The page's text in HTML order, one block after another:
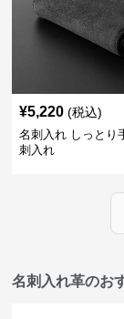
¥5,220 (税込)
名刺入れ しっとり
刺入れ
名刺入れ革のお